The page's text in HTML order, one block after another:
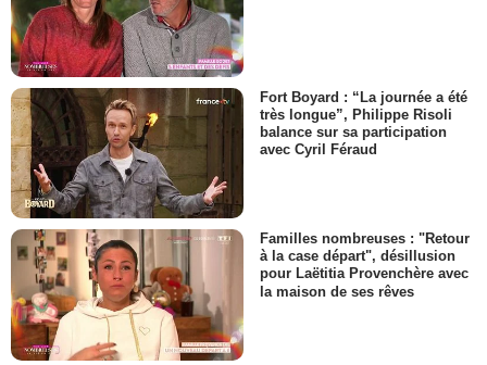
Fort Boyard : “La journée a été
très longue”, Philippe Risoli
balance sur sa participation
avec Cyril Féraud
Familles nombreuses : "Retour
à la case départ", désillusion
pour Laëtitia Provenchère avec
la maison de ses rêves